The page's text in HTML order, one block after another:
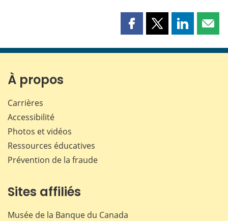
Partager
page
Partager
page
Partager
page page
À propos
Carrières
Accessibilité
Photos et vidéos
Ressources éducatives
Prévention de la fraude
Sites affiliés
Musée de la Banque du Canada